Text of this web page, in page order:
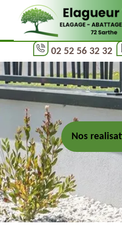
02 52 56 32 32
Nos